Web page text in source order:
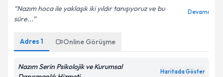
Nazım hoca ile yaklaşık iki yıldır tanışıyoruz ve bu
süre...
Devamı
Adres 1 Online Görüşme
Nazım Serin Psikolojik ve Kurumsal
Haritada Göster